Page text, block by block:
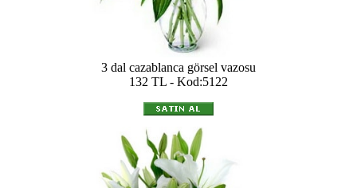
3 dal cazablanca görsel vazosu
132 TL - Kod:5122